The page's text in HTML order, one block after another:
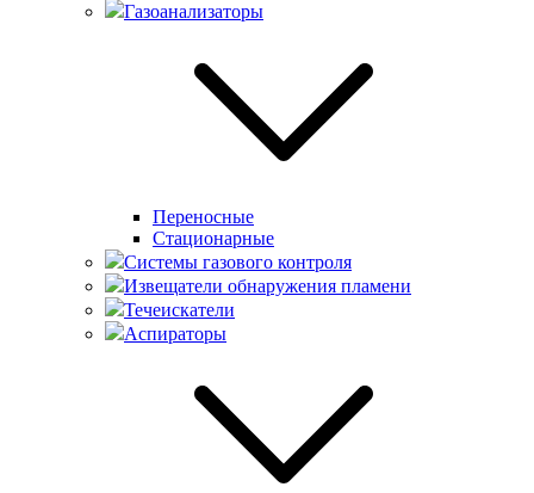
Газоанализаторы
Переносные
Стационарные
Системы газового контроля
Извещатели обнаружения пламени
Течеискатели
Аспираторы